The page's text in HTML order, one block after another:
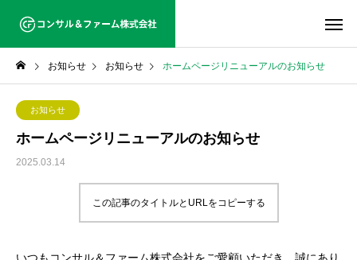
お知らせ お知らせ ホームページリニューアルのお知らせ
お知らせ
ホームページリニューアルのお知らせ
2025.03.14
この記事のタイトルとURLをコピーする